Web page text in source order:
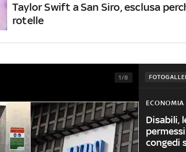
Taylor Swift a San Siro, esclusa
rotelle
1/8
ECONOMIA
Disabili,
congedi